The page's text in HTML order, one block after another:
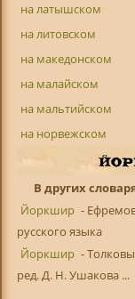
на латышском
на литовском
на македонском
на малайском
на мальтийском
на норвежском
В других
Йоркшир -
русского языка
Йоркшир -
ред. Д. Н. Ушакова ...